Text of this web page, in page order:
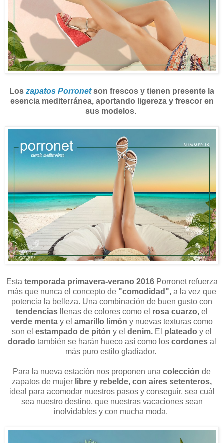
Los zapatos Porronet son frescos y tienen presente la
esencia mediterránea, aportando ligereza y frescor en
sus modelos.
Esta temporada primavera-verano 2016Porronet refuerza
más que nunca el concepto de "comodidad",a la vez que
potencia la belleza. Una combinación de buen gusto con
tendencias
llenas de colores como el rosa cuarzo, el
verde menta y el amarillo limón y nuevas texturas como
son el estampado de pitón y el denim. El plateado y el
dorado también se harán hueco así como los cordonesal
más puro estilo gladiador.
Para la nueva estación nos proponen una colección de
zapatos de mujer libre y rebelde, con aires setenteros,
ideal para acomodar nuestros pasos y conseguir, sea cuál
sea nuestro destino, que nuestras vacaciones sean
inolvidables y con mucha moda.